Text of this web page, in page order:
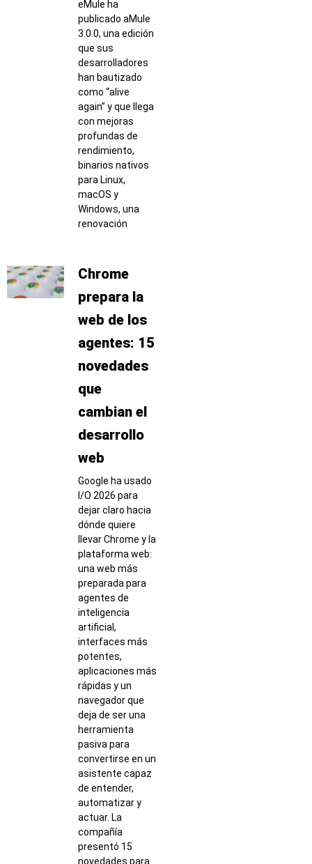
eMule ha
publicado aMule
3.0.0, una edición
que sus
desarrolladores
han bautizado
como “alive
again” y que llega
con mejoras
profundas de
rendimiento,
binarios nativos
para Linux,
macOS y
Windows, una
renovación
Chrome
prepara la
web de los
agentes: 15
novedades
que
cambian el
desarrollo
web
Google ha usado
I/O 2026 para
dejar claro hacia
dónde quiere
llevar Chrome y la
plataforma web:
una web más
preparada para
agentes de
inteligencia
artificial,
interfaces más
potentes,
aplicaciones más
rápidas y un
navegador que
deja de ser una
herramienta
pasiva para
convertirse en un
asistente capaz
de entender,
automatizar y
actuar. La
compañía
presentó 15
novedades para